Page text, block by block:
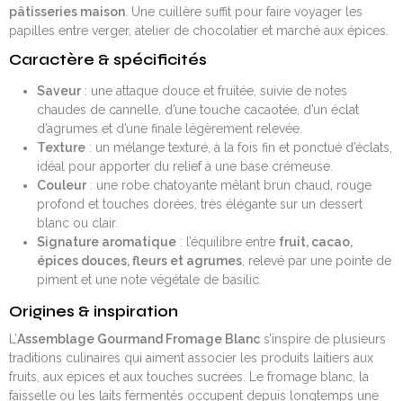
pâtisseries maison . Une cuillère suffit pour faire voyager les
papilles entre verger, atelier de chocolatier et marché aux épices.
Caractère & spécificités
Saveur: une attaque douce et fruitée, suivie de notes
chaudes de cannelle, d’une touche cacaotée, d’un éclat
d’agrumes et d’une finale légèrement relevée.
Texture: un mélange texturé, à la fois fin et ponctué d’éclats,
idéal pour apporter du relief à une base crémeuse.
Couleur: une robe chatoyante mêlant brun chaud, rouge
profond et touches dorées, très élégante sur un dessert
blanc ou clair.
Signature aromatique: l’équilibre entre fruit, cacao,
épices douces, fleurs et agrumes, relevé par une pointe de
piment et une note végétale de basilic.
Origines & inspiration
L’Assemblage Gourmand Fromage Blanc s’inspire de plusieurs
traditions culinaires qui aiment associer les produits laitiers aux
fruits, aux épices et aux touches sucrées. Le fromage blanc, la
faisselle ou les laits fermentés occupent depuis longtemps une